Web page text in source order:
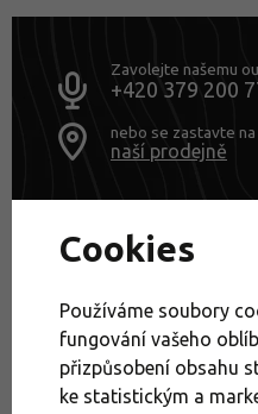
Trekové sandály: Pohodlí i
Zavolejte našemu
+420 379 200
nebo se zastavte
naší prodejně
Boty Výprodej
Dámské sandály a
Dámské sportovní sandály
Cookies
Používáme soubory
fungování vašeho
přizpůsobení obsahu
ke statistickým a